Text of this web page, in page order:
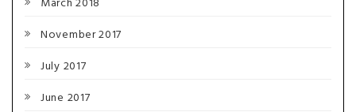
March 2018
November 2017
July 2017
June 2017